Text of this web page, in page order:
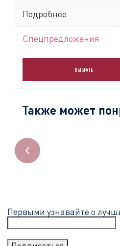
Подробнее
Спецпредложения
ВЫБРАТЬ
Также может
Первыми узнавайте о